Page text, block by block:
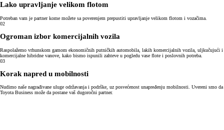
Lako upravljanje velikom flotom
Potreban vam je partner kome možete sa poverenjem prepustiti upravljanje velikom flotom i vozačima.
02
Ogroman izbor komercijalnih vozila
Raspolažemo vrhunskom gamom ekonomičnih putničkih automobila, lakih komercijalnih vozila, uljkučujući i
komercijalne hibridne vanove, kako bismo ispunili zahteve u pogledu vase flote i poslovnih potreba.
03
Korak napred u mobilnosti
Nudimo naše nagrađivane uluge održavanja i podrške, uz posvećenost unapređenju mobilnosti. Uvereni smo da
Toyota Business može da postane vaš dugoročni partner.